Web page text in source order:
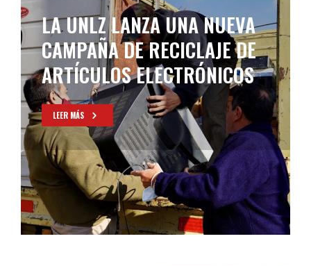
LA UNLZ LANZA UNA NUEVA
CAMPAÑA DE RECICLAJE DE
ARTÍCULOS ELECTRÓNICOS
LEER MÁS